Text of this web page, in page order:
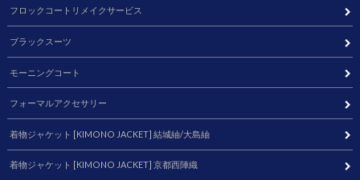
フロックコートリメイクサービス
ブラックスーツ
モーニングコート
フォーマルアクセサリー
着物ジャケット [KIMONO JACKET] 結城紬/大島紬
着物ジャケット [KIMONO JACKET] 京都西陣織